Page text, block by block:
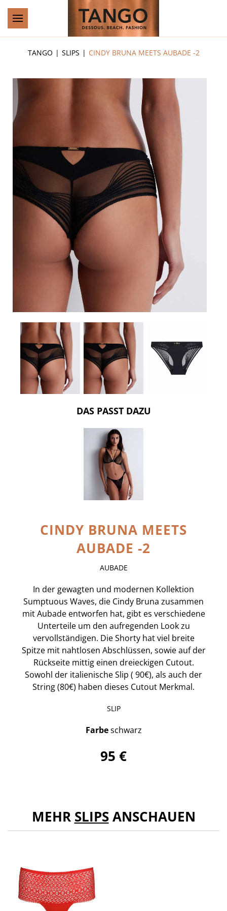
Zum Hauptinhalt springen
TANGO SLIPS CINDY BRUNA MEETS AUBADE -2
DAS PASST DAZU
CINDY BRUNA MEETS
AUBADE -2
AUBADE
In der gewagten und modernen Kollektion
Sumptuous Waves, die Cindy Bruna zusammen
mit Aubade entworfen hat, gibt es verschiedene
Unterteile um den aufregenden Look zu
vervollständigen. Die Shorty hat viel breite
Spitze mit nahtlosen Abschlüssen, sowie auf der
Rückseite mittig einen dreieckigen Cutout.
Sowohl der italienische Slip ( 90€), als auch der
String (80€) haben dieses Cutout Merkmal.
SLIP
Farbeschwarz
95 €
MEHR SLIPSANSCHAUEN